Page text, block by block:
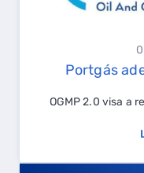
Portgás
OGMP 2.0 visa a